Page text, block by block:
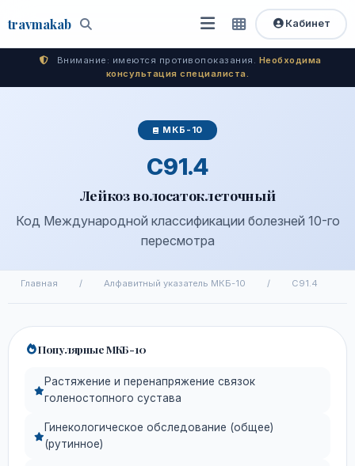
travmakab Поиск
Открыть
меню
Быстрый
доступ
Кабинет
Внимание: имеются противопоказания. Необходима
консультация специалиста.
МКБ-10
C91.4
Лейкоз волосатоклеточный
Код Международной классификации болезней 10-го
пересмотра
Главная / Алфавитный указатель МКБ-10 / C91.4
Популярные МКБ-10
Растяжение и перенапряжение связок
голеностопного сустава
Гинекологическое обследование (общее)
(рутинное)